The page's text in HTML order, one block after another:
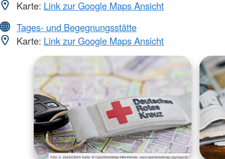
Karte: Link zur Google Maps Ansicht
Tages- und Begegnungsstätte
Karte: Link zur Google Maps Ansicht